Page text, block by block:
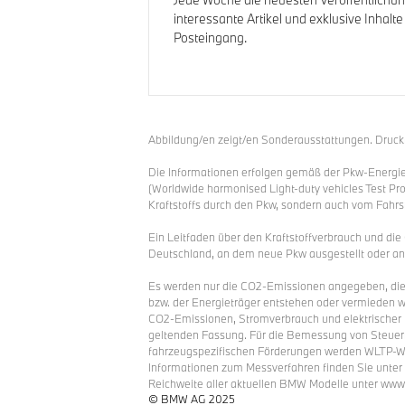
interessante Artikel und exklusive
Posteingang.
Abbildung/en zeigt/en Sonderausstattungen.
Die Informationen erfolgen gemäß der Pkw-
(Worldwide harmonised Light-duty vehicles Test
Kraftstoffs durch den Pkw, sondern auch vom
Ein Leitfaden über den Kraftstoffverbrauch und
Deutschland, an dem neue Pkw ausgestellt oder
Es werden nur die CO2-Emissionen angegeben,
bzw. der Energieträger entstehen oder vermieden
CO2-Emissionen, Stromverbrauch und
geltenden Fassung. Für die Bemessung von
fahrzeugspezifischen Förderungen werden WLTP-
Informationen zum Messverfahren finden Sie
Reichweite aller aktuellen BMW Modelle unter
© BMW AG 2025